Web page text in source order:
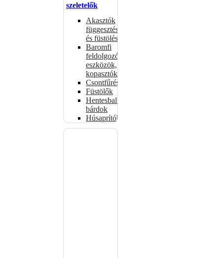
szeletelők
Akasztók
függesztéshez
és füstöléshez
Baromfi
feldolgozó
eszközök,
kopasztók
Csontfűrészek
Füstölők
Hentesbalták,
bárdok
Húsaprítók